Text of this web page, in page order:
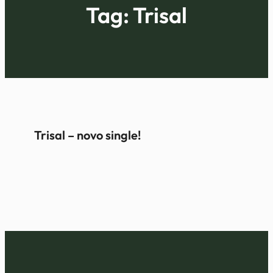
Tag:Trisal
Trisal – novo single!